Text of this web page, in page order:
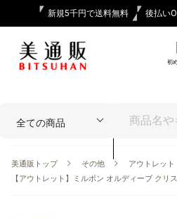
新規5千円で送料無料 後払い
初
美通販トップ その他
アウトレット
【アウトレット】ミルボン オルディーブ クリ